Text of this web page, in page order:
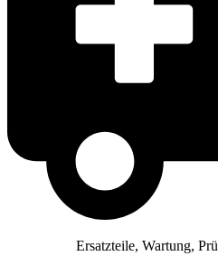
Ersatzteile, Wartung,